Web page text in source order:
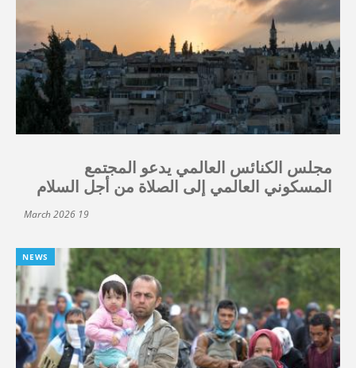
مجلس الكنائس العالمي يدعو المجتمع
المسكوني العالمي إلى الصلاة من أجل السلام
19 March 2026
NEWS